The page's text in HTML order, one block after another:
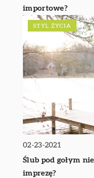
importowe?
STYL ŻYCIA
02-23-2021
Ślub pod gołym
imprezę?